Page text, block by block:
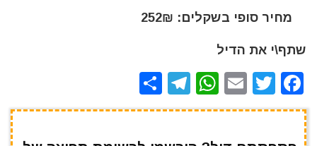
מחיר סופי בשקלים: 252₪
שתף\י את הדיל
F
a
T
w
E
m
W
h
T
el
h